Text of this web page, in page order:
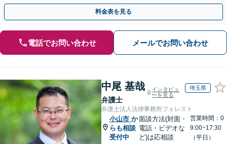
可】【夜間・休日面談可】【関東エリア対応】
料金表を見る
電話でお問い合わせ メールでお問い合わせ
中尾 基哉
弁護士
インタビュ
ーを見る
埼玉県
弁護士法人法律事務所フォレスト
小山市 か
らも相談
受付中
面談方法(対面・
電話・ビデオな
ど)は応相談
営業時間：0
9:00~17:30
（平日）